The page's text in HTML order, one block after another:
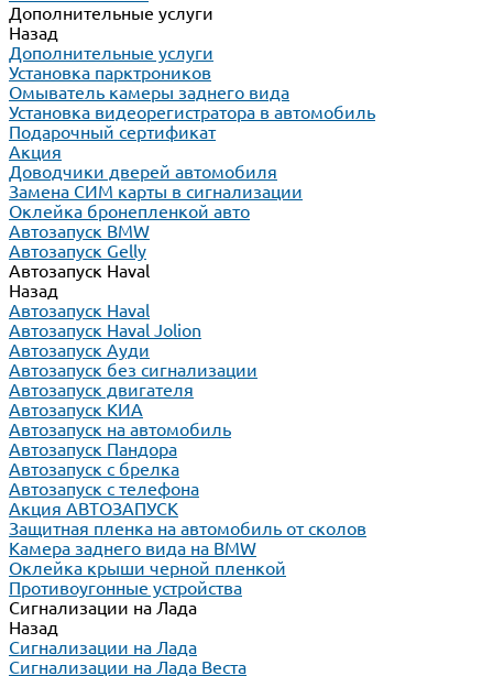
Дополнительные услуги
Назад
Дополнительные услуги
Установка парктроников
Омыватель камеры заднего вида
Установка видеорегистратора в автомобиль
Подарочный сертификат
Акция
Доводчики дверей автомобиля
Замена СИМ карты в сигнализации
Оклейка бронепленкой авто
Автозапуск BMW
Автозапуск Gelly
Автозапуск Haval
Назад
Автозапуск Haval
Автозапуск Haval Jolion
Автозапуск Ауди
Автозапуск без сигнализации
Автозапуск двигателя
Автозапуск КИА
Автозапуск на автомобиль
Автозапуск Пандора
Автозапуск с брелка
Автозапуск с телефона
Акция АВТОЗАПУСК
Защитная пленка на автомобиль от сколов
Камера заднего вида на BMW
Оклейка крыши черной пленкой
Противоугонные устройства
Сигнализации на Лада
Назад
Сигнализации на Лада
Сигнализации на Лада Веста